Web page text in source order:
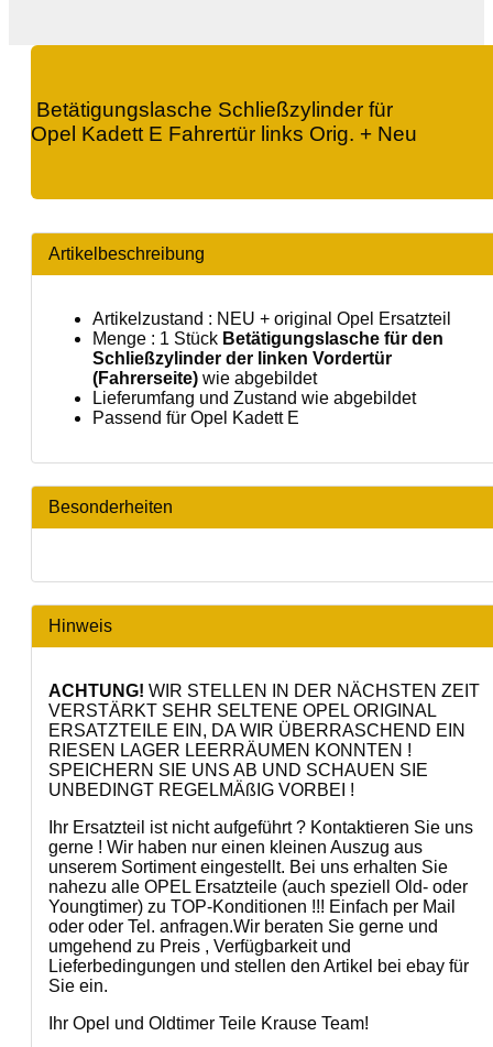
Betätigungslasche Schließzylinder für
Opel Kadett E Fahrertür links Orig. + Neu
Artikelbeschreibung
Artikelzustand : NEU + original Opel Ersatzteil
Menge : 1 Stück Betätigungslasche für den
Schließzylinder der linken Vordertür
(Fahrerseite) wie abgebildet
Lieferumfang und Zustand wie abgebildet
Passend für Opel Kadett E
Besonderheiten
Hinweis
ACHTUNG! WIR STELLEN IN DER NÄCHSTEN ZEIT
VERSTÄRKT SEHR SELTENE OPEL ORIGINAL
ERSATZTEILE EIN, DA WIR ÜBERRASCHEND EIN
RIESEN LAGER LEERRÄUMEN KONNTEN !
SPEICHERN SIE UNS AB UND SCHAUEN SIE
UNBEDINGT REGELMÄßIG VORBEI !
Ihr Ersatzteil ist nicht aufgeführt ? Kontaktieren Sie uns
gerne ! Wir haben nur einen kleinen Auszug aus
unserem Sortiment eingestellt. Bei uns erhalten Sie
nahezu alle OPEL Ersatzteile (auch speziell Old- oder
Youngtimer) zu TOP-Konditionen !!! Einfach per Mail
oder oder Tel. anfragen.Wir beraten Sie gerne und
umgehend zu Preis , Verfügbarkeit und
Lieferbedingungen und stellen den Artikel bei ebay für
Sie ein.
Ihr Opel und Oldtimer Teile Krause Team!